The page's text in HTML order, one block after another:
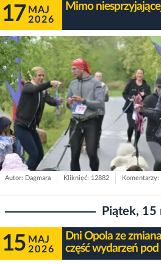
17 MAJ
2026
Mimo
Autor: Dagmara Kliknięć: 12882 Komentarzy:
Piątek, 15
15 MAJ
2026
Dni Opola ze
część wydarzeń pod